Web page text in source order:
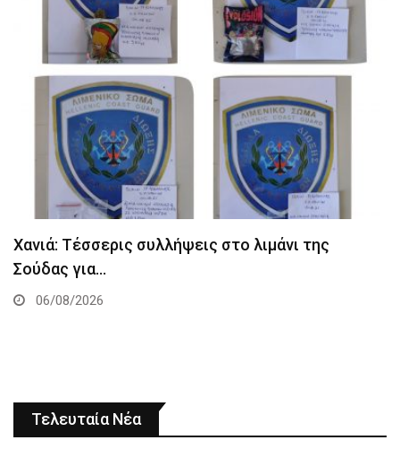
Χανιά: Τέσσερις συλλήψεις στο λιμάνι της
Σούδας για…
06/08/2026
Τελευταία Νέα